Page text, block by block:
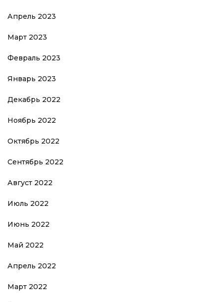
Апрель 2023
Март 2023
Февраль 2023
Январь 2023
Декабрь 2022
Ноябрь 2022
Октябрь 2022
Сентябрь 2022
Август 2022
Июль 2022
Июнь 2022
Май 2022
Апрель 2022
Март 2022